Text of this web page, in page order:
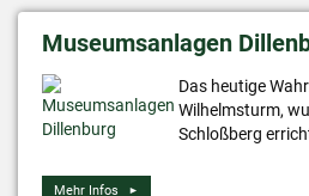
Museumsanlagen
Das heutige
Wilhelmsturm,
Schloßberg
Mehr Infos